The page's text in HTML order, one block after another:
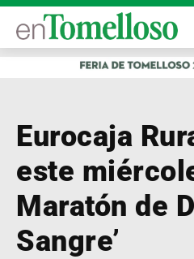
Eurocaja
este
Maratón de
Sangre’